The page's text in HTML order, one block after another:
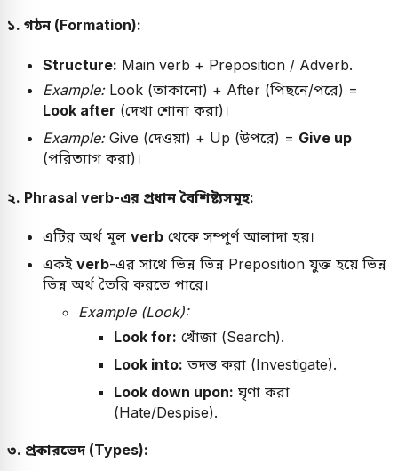
১. গঠন (Formation):
Structure: Main verb + Preposition / Adverb.
Example:Look (তাকানো) + After (পিছনে/পরে) =
Look after (দেখা শোনা করা)।
Example:Give (দেওয়া) + Up (উপরে) = Give up
(পরিত্যাগ করা)।
২. Phrasal verb-এর প্রধান বৈশিষ্ট্যসমূহ:
এটির অর্থ মূল verb থেকে সম্পূর্ণ আলাদা হয়।
একই verb-এর সাথে ভিন্ন ভিন্ন Preposition যুক্ত হয়ে ভিন্ন
ভিন্ন অর্থ তৈরি করতে পারে।
Example (Look):
Look for: খোঁজা (Search).
Look into: তদন্ত করা (Investigate).
Look down upon: ঘৃণা করা
(Hate/Despise).
৩. প্রকারভেদ (Types):